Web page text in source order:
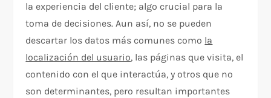
la experiencia del cliente; algo crucial para la
toma de decisiones. Aun así, no se pueden
descartar los datos más comunes como la
localización del usuario, las páginas que visita, el
contenido con el que interactúa, y otros que no
son determinantes, pero resultan importantes